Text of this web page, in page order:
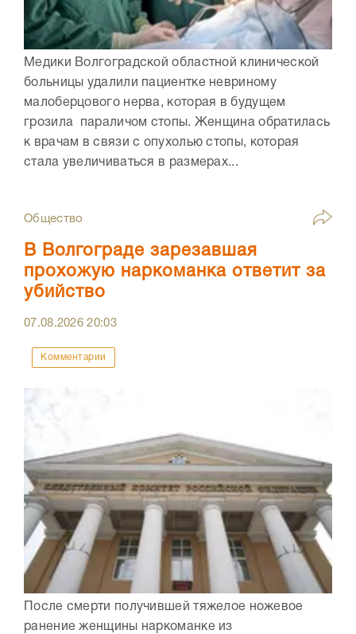
Медики Волгоградской областной клинической
больницы удалили пациентке невриному
малоберцового нерва, которая в будущем
грозила параличом стопы. Женщина обратилась
к врачам в связи с опухолью стопы, которая
стала увеличиваться в размерах...
Общество
В Волгограде зарезавшая
прохожую наркоманка ответит за
убийство
07.08.202620:03
Комментарии
После смерти получившей тяжелое ножевое
ранение женщины наркоманке из